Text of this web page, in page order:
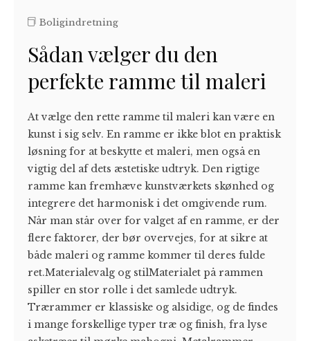
Boligindretning
Sådan vælger du den
perfekte ramme til maleri
At vælge den rette ramme til maleri kan være en
kunst i sig selv. En ramme er ikke blot en praktisk
løsning for at beskytte et maleri, men også en
vigtig del af dets æstetiske udtryk. Den rigtige
ramme kan fremhæve kunstværkets skønhed og
integrere det harmonisk i det omgivende rum.
Når man står over for valget af en ramme, er der
flere faktorer, der bør overvejes, for at sikre at
både maleri og ramme kommer til deres fulde
ret.Materialevalg og stilMaterialet på rammen
spiller en stor rolle i det samlede udtryk.
Trærammer er klassiske og alsidige, og de findes
i mange forskellige typer træ og finish, fra lyse